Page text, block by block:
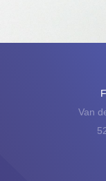
Van